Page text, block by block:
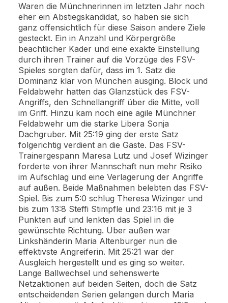
Waren die Münchnerinnen im letzten Jahr noch
eher ein Abstiegskandidat, so haben sie sich
ganz offensichtlich für diese Saison andere Ziele
gesteckt. Ein in Anzahl und Körpergröße
beachtlicher Kader und eine exakte Einstellung
durch ihren Trainer auf die Vorzüge des FSV-
Spieles sorgten dafür, dass im 1. Satz die
Dominanz klar von München ausging. Block und
Feldabwehr hatten das Glanzstück des FSV-
Angriffs, den Schnellangriff über die Mitte, voll
im Griff. Hinzu kam noch eine agile Münchner
Feldabwehr um die starke Libera Sonja
Dachgruber. Mit 25:19 ging der erste Satz
folgerichtig verdient an die Gäste. Das FSV-
Trainergespann Maresa Lutz und Josef Wizinger
forderte von ihrer Mannschaft nun mehr Risiko
im Aufschlag und eine Verlagerung der Angriffe
auf außen. Beide Maßnahmen belebten das FSV-
Spiel. Bis zum 5:0 schlug Theresa Wizinger und
bis zum 13:8 Steffi Stimpfle und 23:16 mit je 3
Punkten auf und lenkten das Spiel in die
gewünschte Richtung. Über außen war
Linkshänderin Maria Altenburger nun die
effektivste Angreiferin. Mit 25:21 war der
Ausgleich hergestellt und es ging so weiter.
Lange Ballwechsel und sehenswerte
Netzaktionen auf beiden Seiten, doch die Satz
entscheidenden Serien gelangen durch Maria